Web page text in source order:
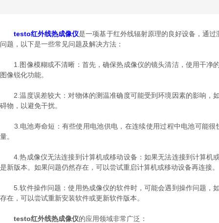
testo红外线热成像仪是一项基于红外线辐射原理的良好设备，通
问题，以下是一些常见问题及解决方法：
1.图像模糊或不清晰：首先，确保热成像仪的镜头清洁，使用干净
图像锐化功能。
2.温度误差较大：对物体的测温准确度可能受到环境因素的影响，
碍物，以避免干扰。
3.电池寿命短：有些使用电池供电，在连续使用过程中电池可能很
量。
4.热成像仪无法连接到计算机或移动设备：如果无法连接到计算机
是新版本。如果问题仍然存在，可以尝试重启计算机或移动设备再连接。
5.软件操作问题：使用热成像仪的软件时，可能会遇到操作问题，
存在，可以尝试重新安装软件或更新软件版本。
testo红外线热成像仪的应用领域非常广泛：